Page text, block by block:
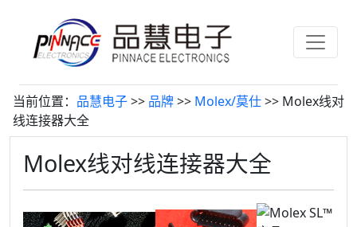
当前位置： 品慧电子>> 品牌>> Molex/莫仕>> Molex线对
线连接器大全
Molex线对线连接器大全